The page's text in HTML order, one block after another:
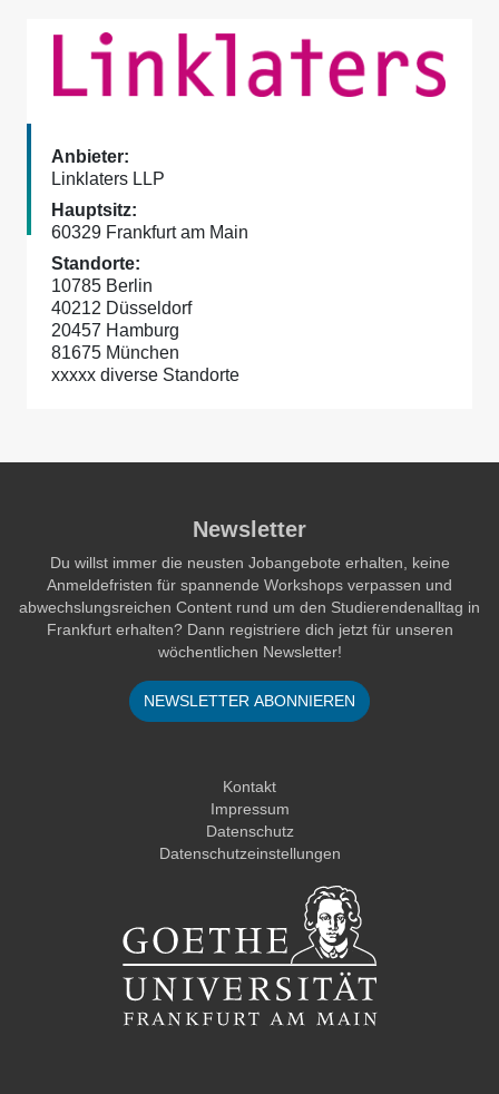
Linklaters LLP
60329 Frankfurt am Main
10785 Berlin
40212 Düsseldorf
20457 Hamburg
81675 München
xxxxx diverse Standorte
Newsletter
Du willst immer die neusten Jobangebote erhalten, keine
Anmeldefristen für spannende Workshops verpassen und
abwechslungsreichen Content rund um den Studierendenalltag in
Frankfurt erhalten? Dann registriere dich jetzt für unseren
wöchentlichen Newsletter!
NEWSLETTER ABONNIEREN
Kontakt
Impressum
Datenschutz
Datenschutzeinstellungen